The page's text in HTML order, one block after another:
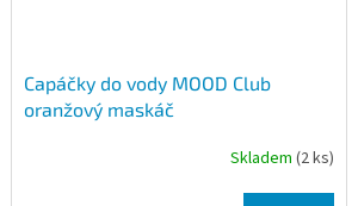
Capáčky do vody MOOD Club
oranžový maskáč
Skladem (2 ks)